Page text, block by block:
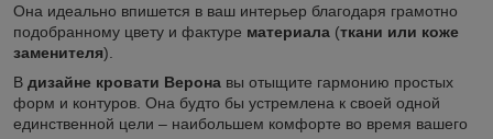
Она идеально впишется в ваш интерьер благодаря грамотно
подобранному цвету и фактуре материала (ткани или коже
заменителя).
В дизайне кровати Верона вы отыщите гармонию простых
форм и контуров. Она будто бы устремлена к своей одной
единственной цели – наибольшем комфорте во время вашего